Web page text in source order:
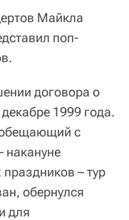
Майкла
поп-
договора о
1999 года.
с
накануне
– тур
обернулся
для